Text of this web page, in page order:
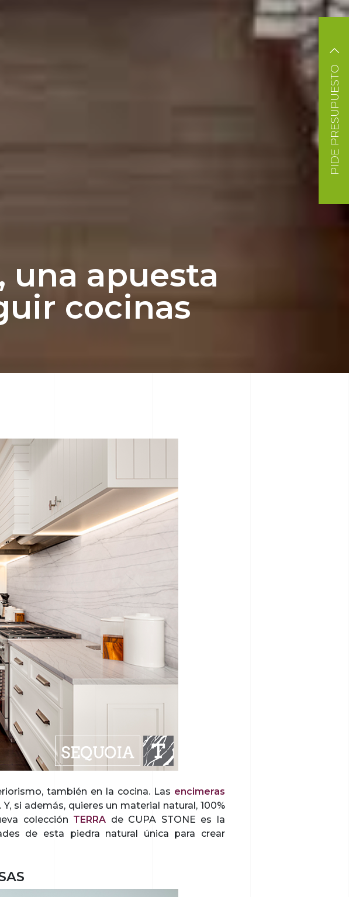
una apuesta
cocinas
también en la cocina. Las encimeras
si además, quieres un material natural, 100%
colección TERRA de CUPA STONE es la
de esta piedra natural única para crear
PIDE PRESUPUESTO